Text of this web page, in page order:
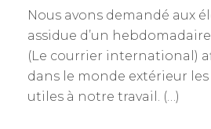
Nous avons demandé aux
assidue d’un
(Le courrier international)
dans le monde extérieur
utiles à notre travail. (…)